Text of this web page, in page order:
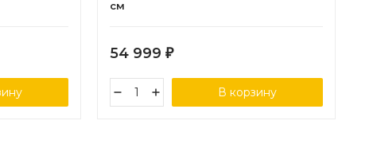
см
54 999 ₽
В корзину